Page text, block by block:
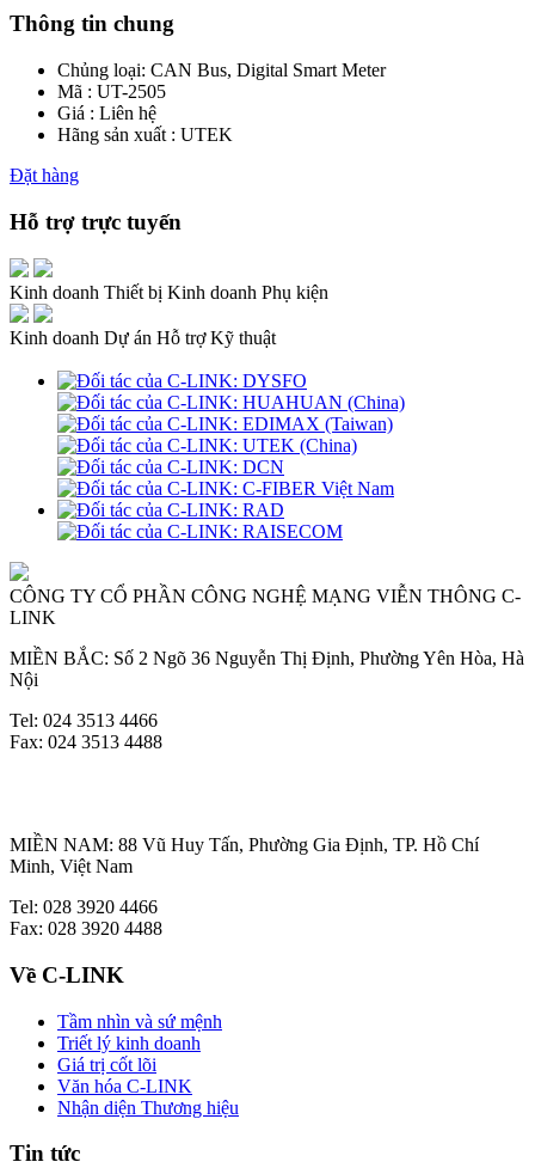
Thông tin chung
Chủng loại: CAN Bus, Digital Smart Meter
Mã : UT-2505
Giá : Liên hệ
Hãng sản xuất : UTEK
Đặt hàng
Hỗ trợ trực tuyến
Kinh doanh Thiết bị Kinh doanh Phụ kiện
Kinh doanh Dự án Hỗ trợ Kỹ thuật
CÔNG TY CỔ PHẦN CÔNG NGHỆ MẠNG VIỄN THÔNG C-
LINK
MIỀN BẮC: Số 2 Ngõ 36 Nguyễn Thị Định, Phường Yên Hòa, Hà
Nội
Tel: 024 3513 4466
Fax: 024 3513 4488
MIỀN NAM: 88 Vũ Huy Tấn, Phường Gia Định, TP. Hồ Chí
Minh, Việt Nam
Tel: 028 3920 4466
Fax: 028 3920 4488
Về C-LINK
Tầm nhìn và sứ mệnh
Triết lý kinh doanh
Giá trị cốt lõi
Văn hóa C-LINK
Nhận diện Thương hiệu
Tin tức